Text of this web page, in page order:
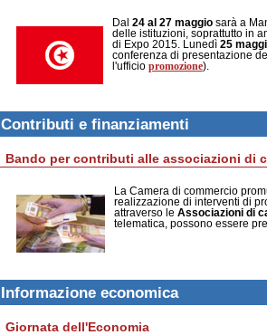
Dal 24 al 27 maggiosarà a
delle istituzioni, soprattutto in
di Expo 2015. Lunedì 25
conferenza di presentazione
l'ufficio promozione).
Contributi e finanziamenti
Bando per contributi alle associazioni di
La Camera di commercio
realizzazione di interventi di
attraverso le Associazioni di
telematica, possono essere
Informazione economica
Giornata dell'Economia